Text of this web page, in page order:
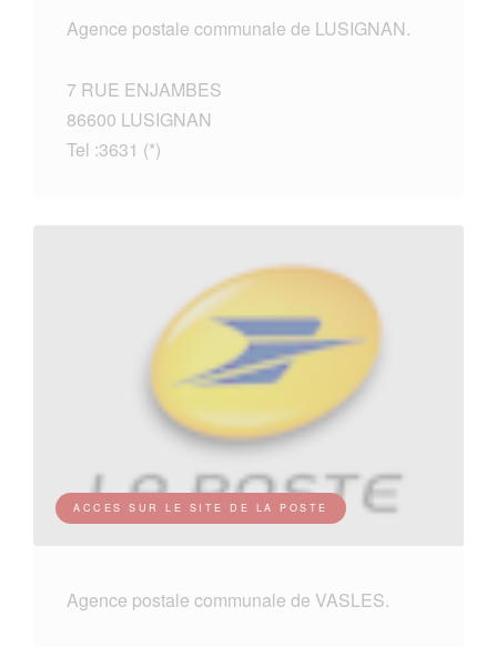
Agence postale communale de LUSIGNAN.
7 RUE ENJAMBES
86600 LUSIGNAN
Tel :3631 (*)
ACCES SUR LE SITE DE LA POSTE
Agence postale communale de VASLES.